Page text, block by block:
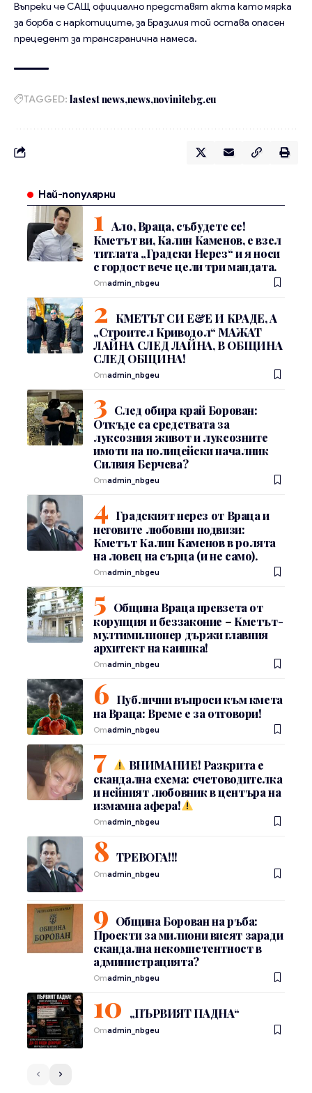
Въпреки че САЩ официално представят акта като мярка
за борба с наркотиците, за Бразилия той остава опасен
прецедент за трансгранична намеса.
TAGGED: lastest news news novinitebg.eu
Най-популярни
Ало, Враца, събудете се!
Кметът ви, Калин Каменов, е взел
титлата „Градски Нерез“ и я носи
с гордост вече цели три мандата.
Отadmin_nbgeu
КМЕТЪТ СИ Е&Е И КРАДЕ, А
„Строител Криводол“ МАЖАТ
ЛАЙНА СЛЕД ЛАЙНА, В ОБЩИНА
СЛЕД ОБЩИНА!
Отadmin_nbgeu
След обира край Борован:
Откъде са средствата за
луксозния живот и луксозните
имоти на полицейски началник
Силвия Берчева?
Отadmin_nbgeu
Градският нерез от Враца и
неговите любовни подвизи:
Кметът Калин Каменов в ролята
на ловец на сърца (и не само).
Отadmin_nbgeu
Община Враца превзета от
корупция и беззаконие – Кметът-
мултимилионер държи главния
архитект на каишка!
Отadmin_nbgeu
Публични въпроси към кмета
на Враца: Време е за отговори!
Отadmin_nbgeu
ВНИМАНИЕ! Разкрита е
скандална схема: счетоводителка
и нейният любовник в центъра на
измамна афера!
Отadmin_nbgeu
ТРЕВОГА!!!
Отadmin_nbgeu
Община Борован на ръба:
Проекти за милиони висят заради
скандална некомпетентност в
администрацията?
Отadmin_nbgeu
„ПЪРВИЯТ ПАДНА“
Отadmin_nbgeu